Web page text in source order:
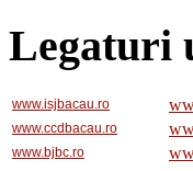
Legaturi
www.isjbacau.ro
www.ccdbacau.ro
www.bjbc.ro